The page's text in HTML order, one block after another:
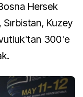
Hersek
Kuzey
300'e